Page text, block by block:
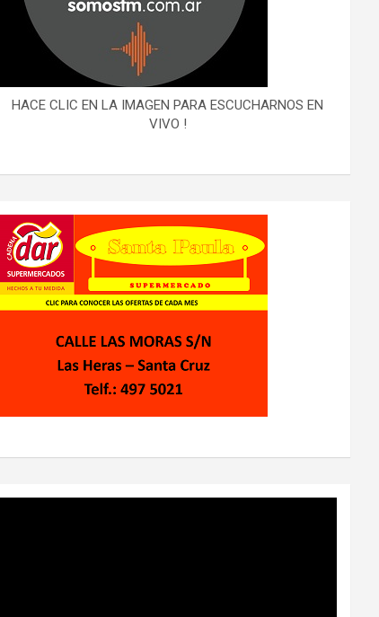
HACE CLIC EN LA IMAGEN PARA ESCUCHARNOS EN
VIVO !